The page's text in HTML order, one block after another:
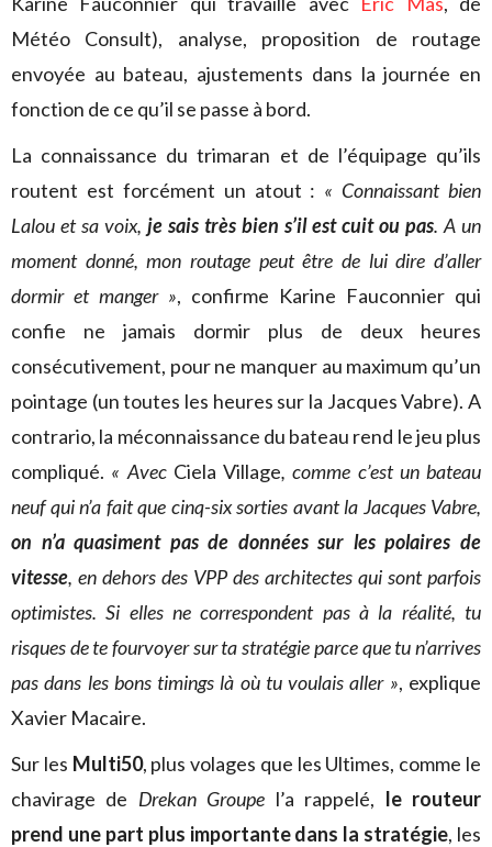
Météo Consult), analyse, proposition de routage
envoyée au bateau, ajustements dans la journée en
fonction de ce qu’il se passe à bord.
La connaissance du trimaran et de l’équipage qu’ils
routent est forcément un atout : « Connaissant bien
Lalou et sa voix, je sais très bien s’il est cuit ou pas. A un
moment donné, mon routage peut être de lui dire d’aller
dormir et manger », confirme Karine Fauconnier qui
confie ne jamais dormir plus de deux heures
consécutivement, pour ne manquer au maximum qu’un
pointage (un toutes les heures sur la Jacques Vabre). A
contrario, la méconnaissance du bateau rend le jeu plus
compliqué. « Avec Ciela Village, comme c’est un bateau
neuf qui n’a fait que cinq-six sorties avant la Jacques Vabre,
on n’a quasiment pas de données sur les polaires de
vitesse, en dehors des VPP des architectes qui sont parfois
optimistes. Si elles ne correspondent pas à la réalité, tu
risques de te fourvoyer sur ta stratégie parce que tu n’arrives
pas dans les bons timings là où tu voulais aller », explique
Xavier Macaire.
Sur les Multi50, plus volages que les Ultimes, comme le
chavirage de Drekan Groupe l’a rappelé, le routeur
prend une part plus importante dans la stratégie, les